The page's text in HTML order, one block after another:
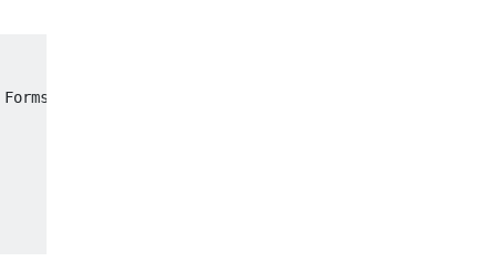
2.0 Library"